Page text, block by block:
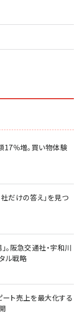
17％増。買い物体験
だけの答え」を見つ
。阪急交通社・宇和川
ル戦略
ート売上を最大化する